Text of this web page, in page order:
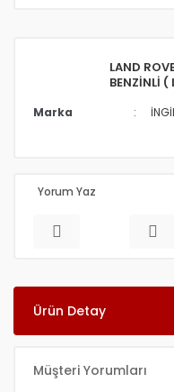
LAND
BENZİNLİ (
Marka
Yorum Yaz
Ürün Detay
Müşteri Yorumları